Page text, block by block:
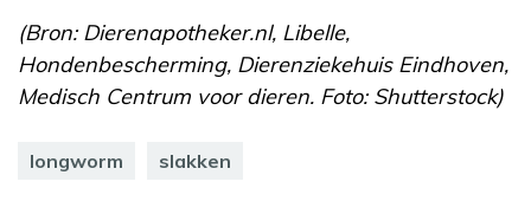
(Bron: Dierenapotheker.nl, Libelle,
Hondenbescherming, Dierenziekehuis Eindhoven,
Medisch Centrum voor dieren. Foto: Shutterstock)
longworm slakken